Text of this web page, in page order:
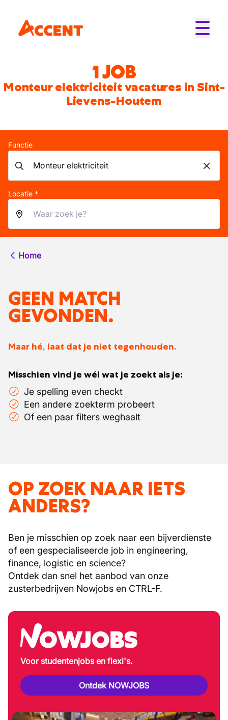
1 JOB
Monteur elektriciteit vacatures in Sint-
Lievens-Houtem
Functie
Locatie *
Home
GEEN MATCH
GEVONDEN.
Maar hé, laat dat je niet tegenhouden.
Misschien vind je wél wat je zoekt als je:
Je spelling even checkt
Een andere zoekterm probeert
Of een paar filters weghaalt
OP ZOEK NAAR IETS
ANDERS?
Ben je misschien op zoek naar een bijverdienste
of een gespecialiseerde job in engineering,
finance, logistic en science?
Ontdek dan snel het aanbod van onze
zusterbedrijven Nowjobs en CTRL-F.
Voor studentenjobs en flexi's.
Ontdek NOWJOBS